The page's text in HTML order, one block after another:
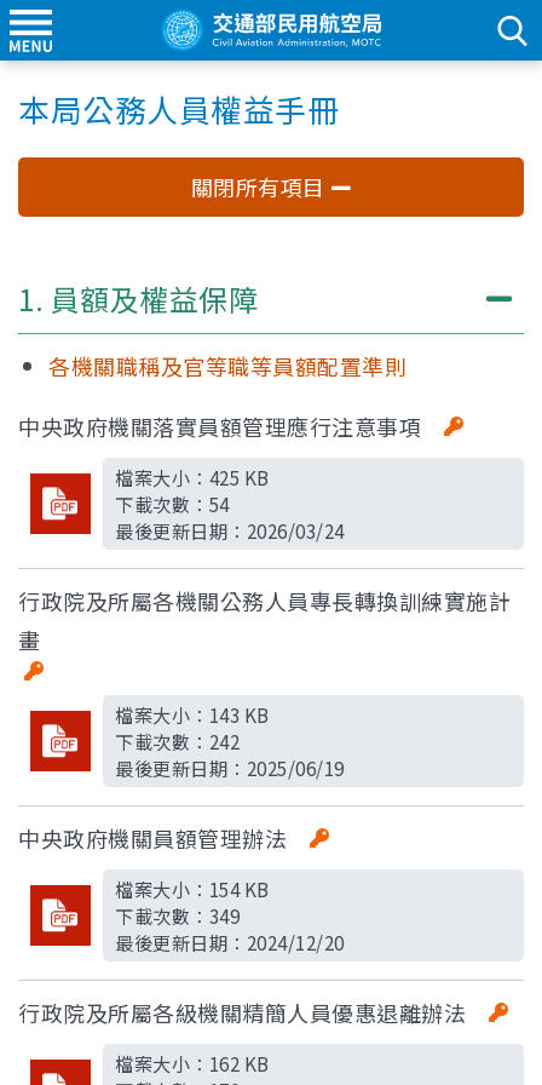
本局公務人員權益手冊
關閉所有項目
1. 員額及權益保障
各機關職稱及官等職等員額配置準則
中央政府機關落實員額管理應行注意事項
檔案大小： 425 KB
下載次數： 54
最後更新日期： 2026/03/24
行政院及所屬各機關公務人員專長轉換訓練實施計
畫
檔案大小： 143 KB
下載次數： 242
最後更新日期： 2025/06/19
中央政府機關員額管理辦法
檔案大小： 154 KB
下載次數： 349
最後更新日期： 2024/12/20
行政院及所屬各級機關精簡人員優惠退離辦法
檔案大小： 162 KB